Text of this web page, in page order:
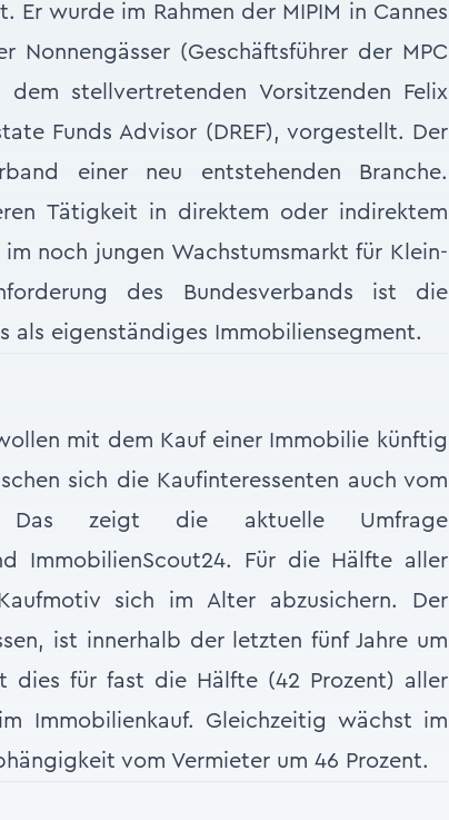
Er wurde im Rahmen der MIPIM in Cannes
Nonnengässer (Geschäftsführer der MPC
stellvertretenden Vorsitzenden Felix
Funds Advisor (DREF), vorgestellt. Der
einer neu entstehenden Branche.
Tätigkeit in direktem oder indirektem
noch jungen Wachstumsmarkt für Klein-
des Bundesverbands ist die
als eigenständiges Immobiliensegment.
mit dem Kauf einer Immobilie künftig
sich die Kaufinteressenten auch vom
Das zeigt die aktuelle Umfrage
ImmobilienScout24. Für die Hälfte aller
sich im Alter abzusichern. Der
ist innerhalb der letzten fünf Jahre um
dies für fast die Hälfte (42 Prozent) aller
Immobilienkauf. Gleichzeitig wächst im
vom Vermieter um 46 Prozent.